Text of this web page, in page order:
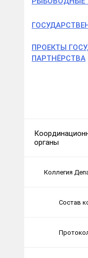
ПРОЕКТЫ
ПАРТНЁРСТВА
органы
Коллегия
Состав